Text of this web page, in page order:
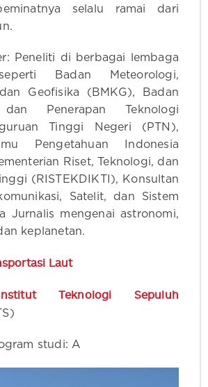
selalu ramai dari
Peneliti di berbagai lembaga
Badan Meteorologi,
Geofisika (BMKG), Badan
dan Penerapan Teknologi
Tinggi Negeri (PTN),
Pengetahuan Indonesia
Riset, Teknologi, dan
(RISTEKDIKTI), Konsultan
Satelit, dan Sistem
Jurnalis mengenai astronomi,
keplanetan.
Laut
Teknologi Sepuluh
studi: A